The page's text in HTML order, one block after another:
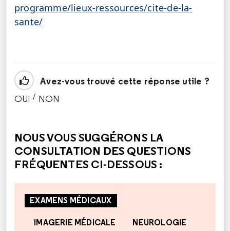
programme/lieux-ressources/cite-de-la-
sante/
Avez-vous trouvé cette réponse utile ?
OUI / NON
NOUS VOUS SUGGÉRONS LA
CONSULTATION DES QUESTIONS
FRÉQUENTES CI-DESSOUS :
EXAMENS MÉDICAUX
IMAGERIE MÉDICALE NEUROLOGIE